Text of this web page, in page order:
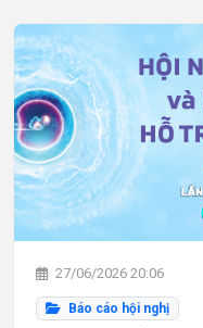
27/06/2026 20:06
Báo cáo hội nghị